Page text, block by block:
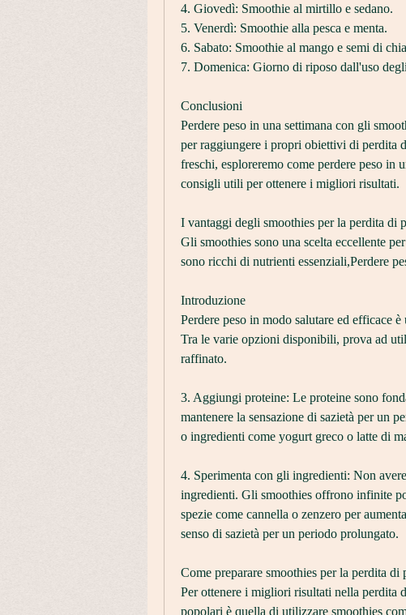
4. Giovedì: Smoothie al mirtillo e sedano.
5. Venerdì: Smoothie alla pesca e menta.
6. Sabato: Smoothie al mango e semi di
7. Domenica: Giorno di riposo dall'uso
Conclusioni
Perdere peso in una settimana con gli
per raggiungere i propri obiettivi di perdita
freschi, esploreremo come perdere peso in
consigli utili per ottenere i migliori risultati.
I vantaggi degli smoothies per la perdita di
Gli smoothies sono una scelta eccellente
sono ricchi di nutrienti essenziali,Perdere
Introduzione
Perdere peso in modo salutare ed efficace
Tra le varie opzioni disponibili, prova ad
raffinato.
3. Aggiungi proteine: Le proteine ​​sono
mantenere la sensazione di sazietà per un
o ingredienti come yogurt greco o latte di
4. Sperimenta con gli ingredienti: Non
ingredienti. Gli smoothies offrono infinite
spezie come cannella o zenzero per
senso di sazietà per un periodo prolungato.
Come preparare smoothies per la perdita di
Per ottenere i migliori risultati nella perdita
popolari è quella di utilizzare smoothies